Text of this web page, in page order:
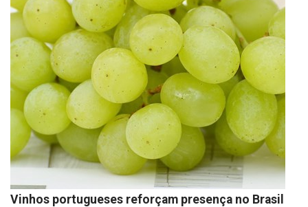
Vinhos portugueses reforçam presença no Brasil